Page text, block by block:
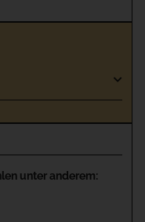
unter anderem: